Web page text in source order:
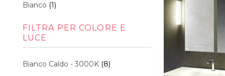
Bianco (1)
FILTRA PER COLORE E
LUCE
Bianco Caldo - 3000K (8)